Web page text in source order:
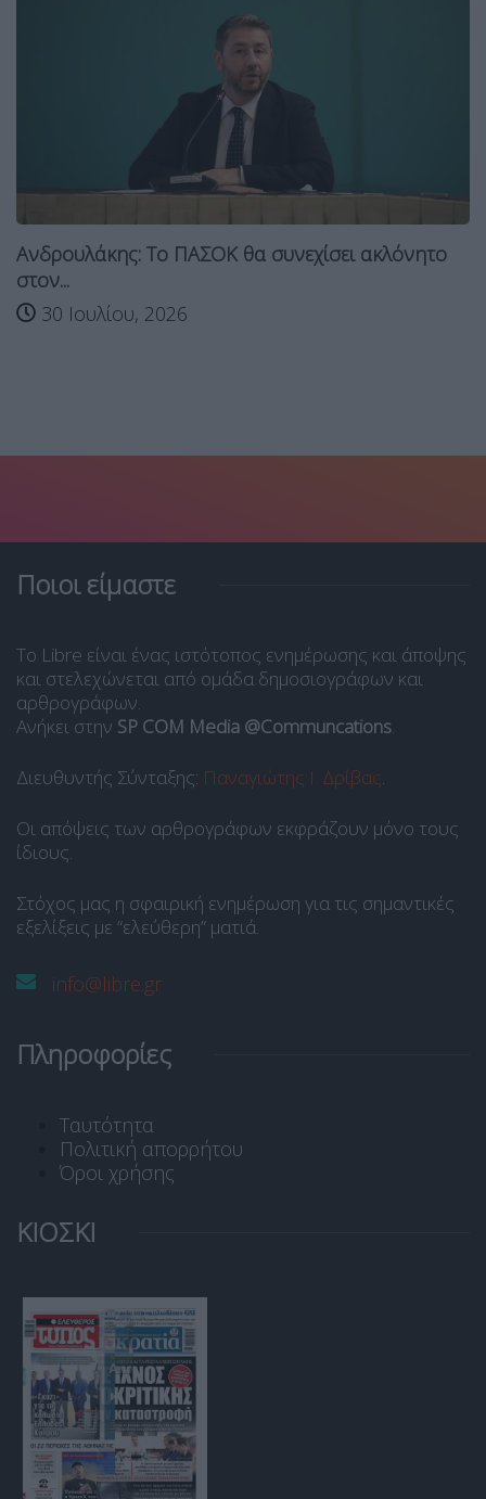
Ανδρουλάκης: Το ΠΑΣΟΚ θα συνεχίσει ακλόνητο
στον...
30 Ιουλίου, 2026
Ποιοι είμαστε
Το Libre είναι ένας ιστότοπος ενημέρωσης και άποψης
και στελεχώνεται από ομάδα δημοσιογράφων και
αρθρογράφων.
Ανήκει στην SP COM Media @Communcations.
Διευθυντής Σύνταξης: Παναγιώτης Ι. Δρίβας.
Οι απόψεις των αρθρογράφων εκφράζουν μόνο τους
ίδιους.
Στόχος μας η σφαιρική ενημέρωση για τις σημαντικές
εξελίξεις με “ελεύθερη” ματιά.
info@libre.gr
Πληροφορίες
Ταυτότητα
Πολιτική απορρήτου
Όροι χρήσης
ΚΙΟΣΚΙ